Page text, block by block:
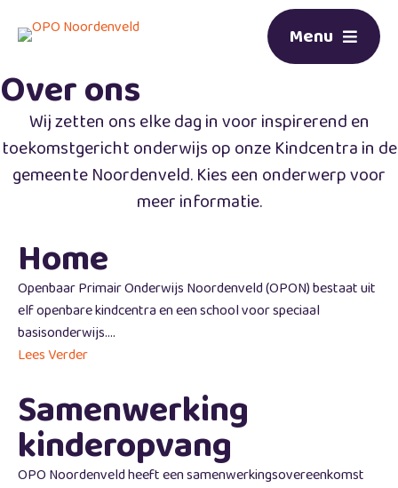
Menu
Over ons
Wij zetten ons elke dag in voor inspirerend en
toekomstgericht onderwijs op onze Kindcentra in de
gemeente Noordenveld. Kies een onderwerp voor
meer informatie.
Home
Openbaar Primair Onderwijs Noordenveld (OPON) bestaat uit
elf openbare kindcentra en een school voor speciaal
basisonderwijs....
Lees Verder
Samenwerking
kinderopvang
OPO Noordenveld heeft een samenwerkingsovereenkomst